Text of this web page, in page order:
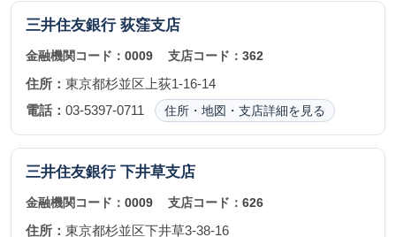
三井住友銀行 荻窪支店
金融機関コード： 0009 支店コード：362
住所： 東京都杉並区上荻1-16-14
電話： 03-5397-0711 住所・地図・支店詳細を見る
三井住友銀行 下井草支店
金融機関コード： 0009 支店コード：626
住所： 東京都杉並区下井草3-38-16